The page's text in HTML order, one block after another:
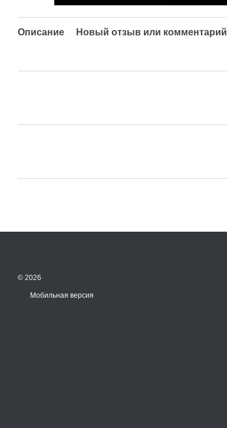
Описание Новый отзыв или комментарий
© 2026
Мобильная версия